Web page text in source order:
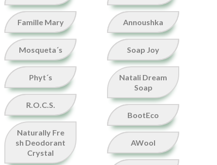
Famille Mary
Mosqueta´s
Phyt´s
R.O.C.S.
Naturally Fre
sh Deodorant
Crystal
Annoushka
Soap Joy
Natali Dream
Soap
BootEco
AWool